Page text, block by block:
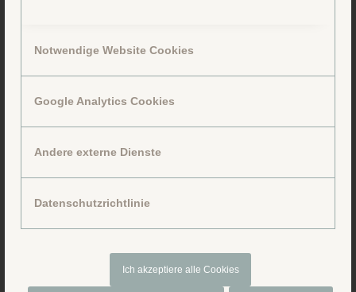
Notwendige Website Cookies
Google Analytics Cookies
Andere externe Dienste
Datenschutzrichtlinie
Ich akzeptiere alle Cookies
Folge uns auf Facebook